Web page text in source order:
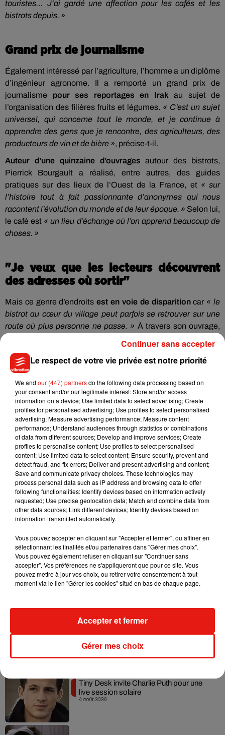
touristes… J’ai gardé une affection pour les cafés et les
bistrots depuis. »
Grand prix de journalisme
Également intéressé par l’agriculture, l’homme a un diplôme
d’ingénieur agronome. Il a remporté un grand prix de
journalisme pour ses reportages en Irak au sujet de
l’organisation des filières fruits et légumes. « C’est un sujet
universel, qui concerne tout le monde, et je continue à
apprendre des gens que je rencontre, des agriculteurs, des
producteurs de vin et de bière », précise-t-il.
Auteur d’une quinzaine d’ouvrages autour des bistrots,
Pierrick Bourgault a réalisé, entre autres, des guides
pratiques sur des lieux de l’Ouest de la France, et « sur
l’histoire tout à fait passionnante d’anonymes qui nous
racontent l’évolution du monde et de leur époque. » Selon lui,
le café est « un lieu d’échange où l’on apprend beaucoup de
choses. »
"Je veux que les lecteurs découvrent
des adresses où sortir"
Mais ce genre d’endroitsest en voie de disparitioncar « le
bistrot au cœur du village peut parfois se retrouver sur une
route où plus personne ne passe. » À travers son ouvrage,
« je veux aussi que les lecteurs découvrent des
adresses où sortir, mais pas forcément dans les grandes
chaines ou dans les grandes villes, en ne choisissant pas la
pinte ou le mojito. »
Dans son livre,
Pierrick Bourgault insiste bien sur
caractère esthétique de l’objet :
« il y a très peu de textes,
les photos ont été choisies par les maquettistes, avec une
familiarité de couleurs, de regards, d’actions, de tendresse,
c’est très remarquable. »
Son travail évoque la Sarthe à dix
reprises, avec des bistrots au Mans, à Dollon, La-Chartre-
sur-le-Loir, Coémont, ou encore « Le Café du coin » de
Mère Lapipe
. En Bourgogne-Franche-Comté, l’auteur parle
de la Nièvreà deux reprises, avec notamment Le Goupil,
installé à Montigny-en-Morvan.
Musique
Benny Blanco invite Selena Gomez et
Becky G sur son nouveau single
4 août 2026
Tiny Desk invite Charlie Puth pour une
live session solaire
Le respect de votre vie privée est notre priorité
We and our (447) partnersdo the following data processing based on
your consent and/or our legitimate interest: Store and/or access
information on a device; Use limited data to select advertising; Create
profiles for personalised advertising; Use profiles to select personalised
advertising; Measure advertising performance; Measure content
performance; Understand audiences through statistics or combinations
of data from different sources; Develop and improve services; Create
profiles to personalise content; Use profiles to select personalised
content; Use limited data to select content; Ensure security, prevent and
detect fraud, and fix errors; Deliver and present advertising and content;
Save and communicate privacy choices. These technologies may
process personal data such as IP address and browsing data to offer
following functionalities: Identify devices based on information actively
requested; Use precise geolocation data; Match and combine data from
other data sources; Link different devices; Identify devices based on
information transmitted automatically.
Vous pouvez accepter en cliquant sur "Accepter et fermer", ou affiner en
sélectionnant les finalités et/ou partenaires dans "Gérer mes choix".
Vous pouvez également refuser en cliquant sur "Continuer sans
accepter". Vos préférences ne s'appliqueront que pour ce site. Vous
pouvez mettre à jour vos choix, ou retirer votre consentement à tout
moment via le lien "Gérer les cookies" situé en bas de chaque page.
Gérer mes choix
Accepter et fermer
Continuer sans accepter